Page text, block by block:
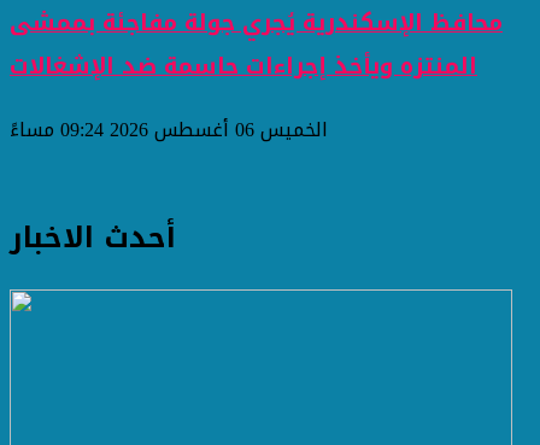
محافظ الإسكندرية يُجري جولة مفاجئة بممشى
المنتزه ويأخذ إجراءات حاسمة ضد الإشغالات
الخميس 06 أغسطس 2026 09:24 مساءً
أحدث الاخبار